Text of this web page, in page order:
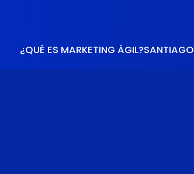
¿QUÉ ES MARKETING ÁGIL?SANTIAGO